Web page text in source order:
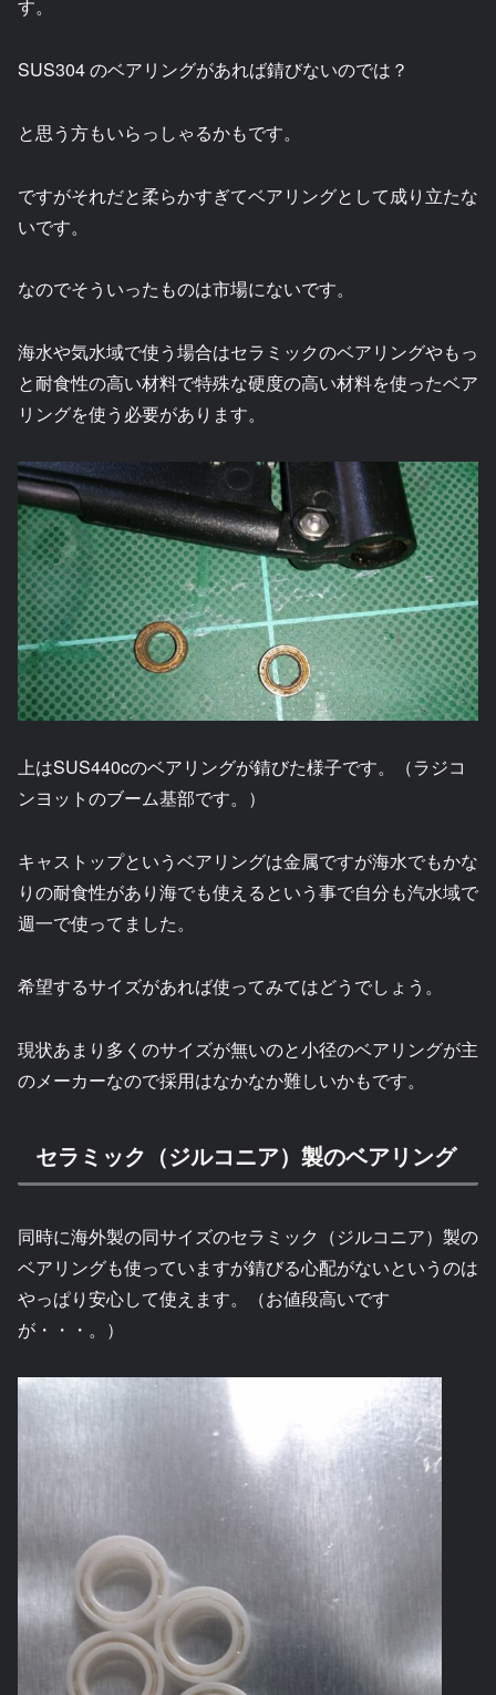
す。
SUS304 のベアリングがあれば錆びないのでは？
と思う方もいらっしゃるかもです。
ですがそれだと柔らかすぎてベアリングとして成り立たな
いです。
なのでそういったものは市場にないです。
海水や気水域で使う場合はセラミックのベアリングやもっ
と耐食性の高い材料で特殊な硬度の高い材料を使ったベア
リングを使う必要があります。
上はSUS440cのベアリングが錆びた様子です。（ラジコ
ンヨットのブーム基部です。）
キャストップというベアリングは金属ですが海水でもかな
りの耐食性があり海でも使えるという事で自分も汽水域で
週一で使ってました。
希望するサイズがあれば使ってみてはどうでしょう。
現状あまり多くのサイズが無いのと小径のベアリングが主
のメーカーなので採用はなかなか難しいかもです。
セラミック（ジルコニア）製のベアリング
同時に海外製の同サイズのセラミック（ジルコニア）製の
ベアリングも使っていますが錆びる心配がないというのは
やっぱり安心して使えます。（お値段高いです
が・・・。）